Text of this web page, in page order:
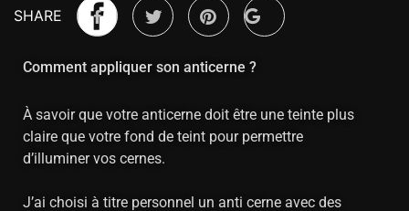
SHARE
Comment appliquer son anticerne ?
À savoir que votre anticerne doit être une teinte plus
claire que votre fond de teint pour permettre
d’illuminer vos cernes.
J’ai choisi à titre personnel un anti cerne avec des